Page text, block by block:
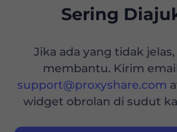
Sering
Jika ada yang tidak
membantu. Kirim
support@proxyshare.com
widget obrolan di sudut